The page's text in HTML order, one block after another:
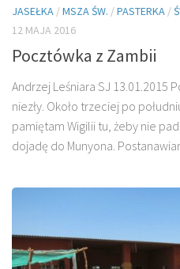
JASEŁKA /MSZA ŚW. /PASTERKA /
12 MAJA 2016
Pocztówka z Zambii
Andrzej Leśniara SJ 13.01.2015
niezły. Około trzeciej po
pamiętam Wigilii tu, żeby nie
dojadę do Munyona.